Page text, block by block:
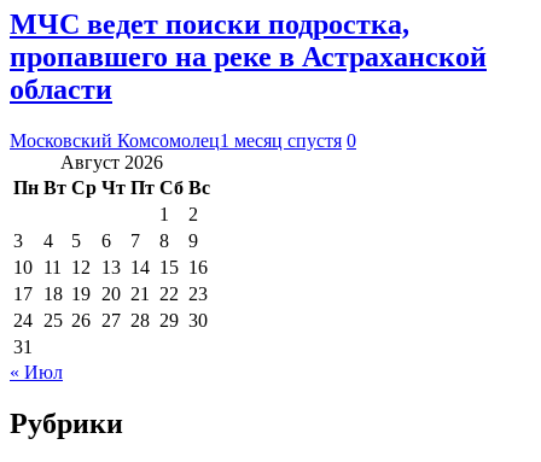
МЧС ведет поиски подростка,
пропавшего на реке в Астраханской
области
Московский Комсомолец1 месяц спустя 0
Август 2026
Пн Вт Ср Чт Пт Сб Вс
1
2
3
4 5 6 7 8
9
10 11 12 13 14 15 16
17 18 19 20 21 22 23
24 25 26 27 28 29 30
31
« Июл
Рубрики